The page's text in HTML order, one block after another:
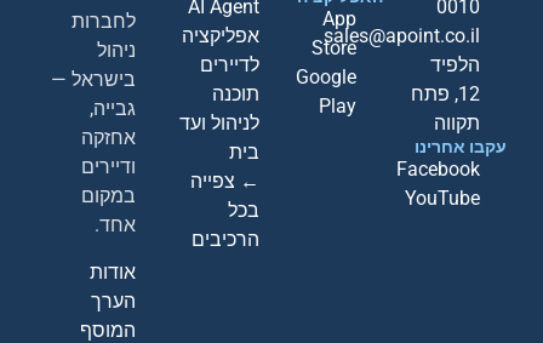
לחברות
ניהול
בישראל —
גבייה,
אחזקה
ודיירים
במקום
אחד.
אודות
הערך
המוסף
AI Agent
אפליקציה
לדיירים
תוכנה
לניהול ועד
בית
← צפייה
בכל
הרכיבים
App
Store
Google
Play
0010
sales@apoint.co.il
הלפיד
12, פתח
תקווה
עקבו אחרינו
Facebook
YouTube